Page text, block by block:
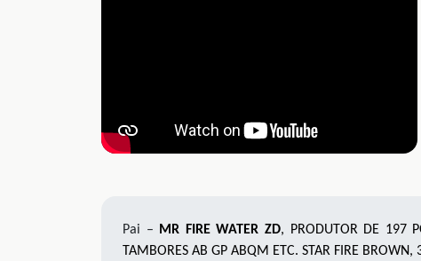
Pai – MR FIRE WATER ZD, PRODUTOR DE 197
TAMBORES AB GP ABQM ETC. STAR FIRE